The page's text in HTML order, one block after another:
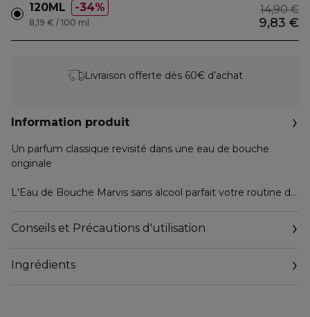
120ML 34% 14,90 €
9,83 €
8,19 € / 100 ml
Livraison offerte dès 60€ d’achat
Information produit
Un parfum classique revisité dans une eau de bouche
originale
L'Eau de Bouche Marvis sans alcool parfait votre routine de
buccale et son parfum Menthe & Anis vous assure une
haleine incroyablement fraîche et incomparable. Depuis
de bouche réussi :
Conseils et Précautions d'utilisation
Ingrédients